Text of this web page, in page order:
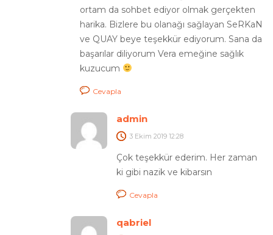
ortam da sohbet ediyor olmak gerçekten
harika. Bizlere bu olanağı sağlayan SeRKaN
ve QUAY beye teşekkür ediyorum. Sana da
başarılar diliyorum Vera emeğine sağlık
kuzucum
Cevapla
admin
3 Ekim 2019 12:28
Çok teşekkür ederim. Her zaman
ki gibi nazik ve kibarsın
Cevapla
qabriel